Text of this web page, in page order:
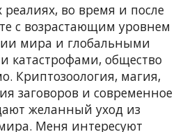
во время и после
с возрастающим уровнем
мира и глобальными
катастрофами, общество
Криптозоология, магия,
заговоров и современное
желанный уход из
Меня интересуют